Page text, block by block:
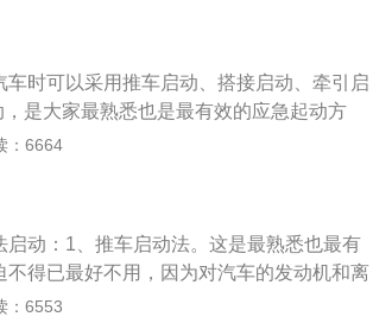
即可点火成功。2、借电：如果没有应急
带这种东西，那么可以先周边车主求助，
法，就是找辆车牵引，先找到一根结实的
下来就可以牵引。启动时要缓慢启动，确
全，如果后面来车，要及时通知前车，慢
时可以采用推车启动、搭接启动、牵引启
是大家最熟悉也是最有效的应急起动方
常使用，因为这样做对发动机和离合器有
池所在的车辆，使其发动机运转几分钟以
电车辆，起动后应轻踩加速踏板，使发动
后关闭两辆车的点火开关，小心拆除电缆，
起动，方法与原理与推车起动大同小异，
具体实施时使用长度适当的牵引绳，并将
：6664
动：1、推车启动法。这是最熟悉也最有
得已最好不用，因为对汽车的发动机和离
动法。首先打开两台车的前盖，把充电线
：6553